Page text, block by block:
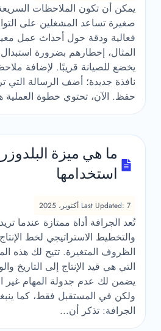
يمكن أن تكون الملاحظات
صغيرة تساعد المشغلين على
فعالية ودقة حول أحداث عمل
المثال، إخطارهم بضرورة
يخضع للصيانة قريبًا. لإضافة
نافذة جديدة؛ أضف الرسالة التي
حفظ. الآن، تحتوي خطوة العملية
ما هي ميزة
استخدامها
Last Updated: 7 أكتوبر، 2025
تُعد الجرافة أداة ممتازة عندما
والتخطيط الاستراتيجي لخط
الظروف المتغيرة. تتيح لك هذه
التي هي قيد الإنتاج إلى التاريخ
يضمن لك عدم جدولة المهام غير
ولكن في المستقبل فقط، كما
الجرافة: تذكر أن...